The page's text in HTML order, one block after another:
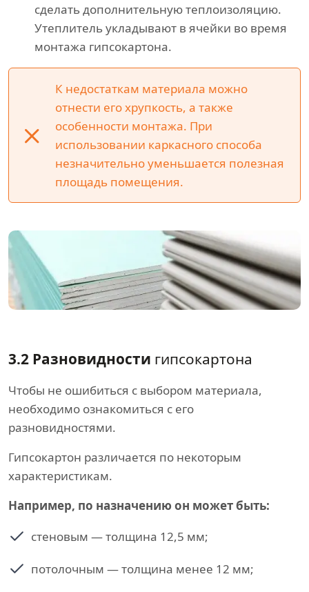
сделать дополнительную теплоизоляцию.
Утеплитель укладывают в ячейки во время
монтажа гипсокартона.
К недостаткам материала можно
отнести его хрупкость, а также
особенности монтажа. При
использовании каркасного способа
незначительно уменьшается полезная
площадь помещения.
3.2 Разновидности гипсокартона
Чтобы не ошибиться с выбором материала,
необходимо ознакомиться с его
разновидностями.
Гипсокартон различается по некоторым
характеристикам.
Например, по назначению он может быть:
стеновым — толщина 12,5 мм;
потолочным — толщина менее 12 мм;